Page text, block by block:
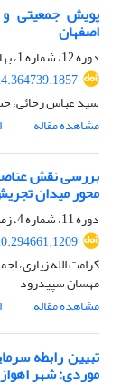
پویش جمعیتی
اصفهان
دوره 12، شماره 1، بهار 1403، صفحه
سید عباس رجائی،
مشاهده مقاله
بررسی نقش
محور میدان
دوره 11، شماره 4، زمستان 1402، صفحه
کرامت الله زیاری،
مهسان سپیدرود
مشاهده مقاله
تبیین رابطه
موردی: شهر اهواز